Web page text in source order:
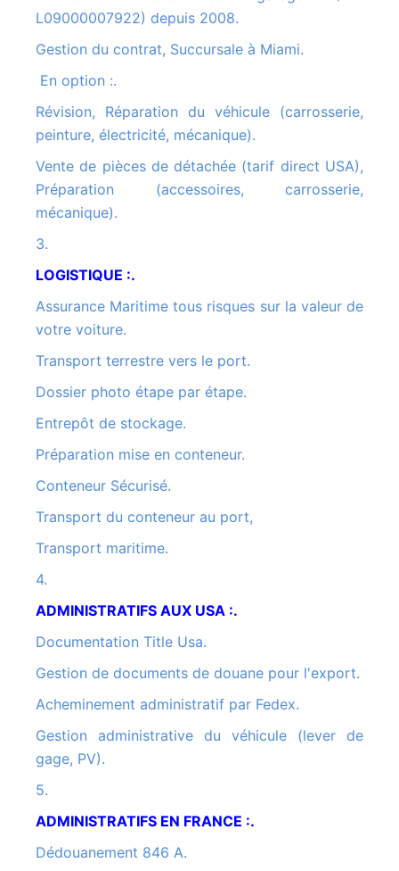
L09000007922) depuis 2008.
Gestion du contrat, Succursale à Miami.
En option :.
Révision, Réparation du véhicule (carrosserie,
peinture, électricité, mécanique).
Vente de pièces de détachée (tarif direct USA),
Préparation (accessoires, carrosserie,
mécanique).
3.
LOGISTIQUE :.
Assurance Maritime tous risques sur la valeur de
votre voiture.
Transport terrestre vers le port.
Dossier photo étape par étape.
Entrepôt de stockage.
Préparation mise en conteneur.
Conteneur Sécurisé.
Transport du conteneur au port,
Transport maritime.
4.
ADMINISTRATIFS AUX USA :.
Documentation Title Usa.
Gestion de documents de douane pour l'export.
Acheminement administratif par Fedex.
Gestion administrative du véhicule (lever de
gage, PV).
5.
ADMINISTRATIFS EN FRANCE :.
Dédouanement 846 A.